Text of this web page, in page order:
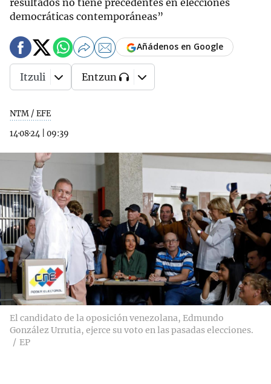
resultados no tiene precedentes en elecciones
democráticas contemporáneas”
NTM / EFE
14·08·24
09:39
Añádenos en Google
Itzuli Entzun
El candidato de la oposición venezolana, Edmundo
González Urrutia, ejerce su voto en las pasadas elecciones.
EP